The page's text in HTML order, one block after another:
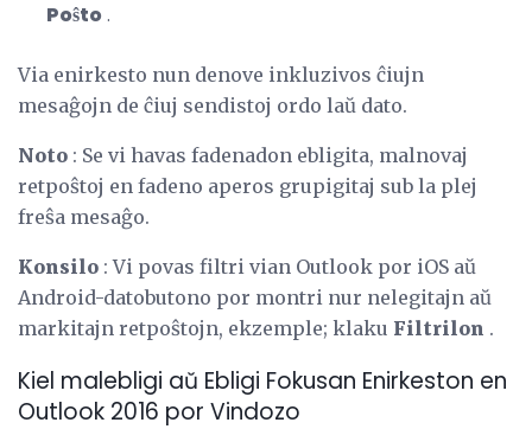
Poŝto.
Via enirkesto nun denove inkluzivos ĉiujn
mesaĝojn de ĉiuj sendistoj ordo laŭ dato.
Noto : Se vi havas fadenadon ebligita, malnovaj
retpoŝtoj en fadeno aperos grupigitaj sub la plej
freŝa mesaĝo.
Konsilo : Vi povas filtri vian Outlook por iOS aŭ
Android-datobutono por montri nur nelegitajn aŭ
markitajn retpoŝtojn, ekzemple; klaku Filtrilon .
Kiel malebligi aŭ Ebligi Fokusan Enirkeston en
Outlook 2016 por Vindozo